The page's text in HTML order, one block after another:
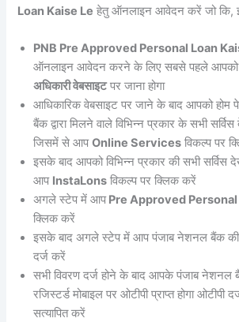
Loan Kaise Le हेतु ऑनलाइन आवेदन करें जो कि,
PNB Pre Approved Personal Loan
ऑनलाइन आवेदन करने के लिए सबसे पहले
अधिकारी वेबसाइटपर जाना होगा
आधिकारिक वेबसाइट पर जाने के बाद आपको होम
बैंक द्वारा मिलने वाले विभिन्न प्रकार के सभी
जिसमें से आपOnline Services विकल्प पर
इसके बाद आपको विभिन्न प्रकार की सभी
आप InstaLons विकल्प पर क्लिक करें
अगले स्टेप में आपPre Approved Personal
क्लिक करें
इसके बाद अगले स्टेप में आप पंजाब नेशनल बैंक की
दर्ज करें
सभी विवरण दर्ज होने के बाद आपके पंजाब
रजिस्टर्ड मोबाइल पर ओटीपी प्राप्त होगा
सत्यापित करें